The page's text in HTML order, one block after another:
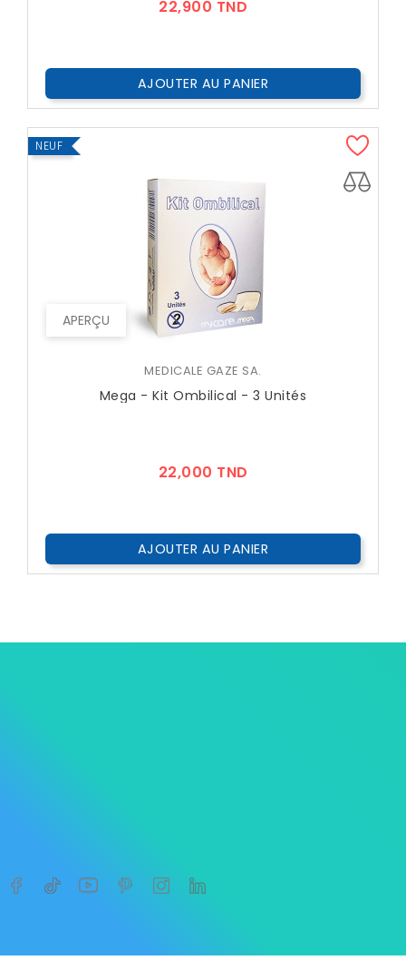
22,900 TND
AJOUTER AU PANIER
APERÇU
NEUF
MEDICALE GAZE SA.
Mega - Kit Ombilical - 3 Unités
22,000 TND
AJOUTER AU PANIER